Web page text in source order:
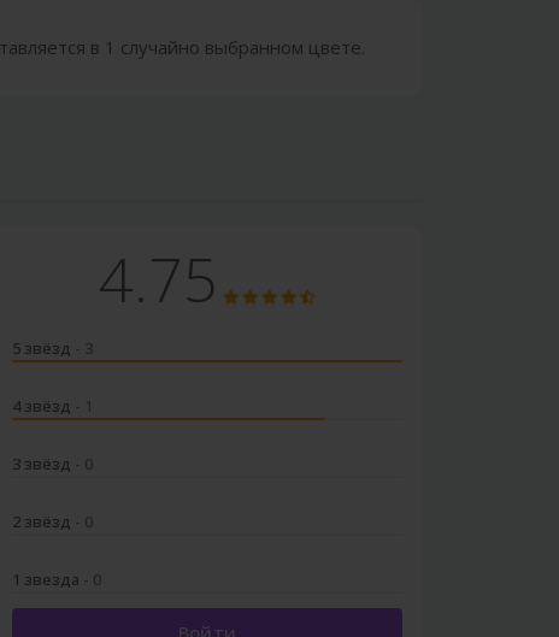
в 1 случайно выбранном цвете.
4.75
5 звёзд - 3
4 звёзд - 1
3 звёзд - 0
2 звёзд - 0
1 звезда - 0